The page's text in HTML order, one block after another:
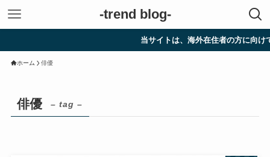
-trend blog-
当サイトは、海外在住者の方に向けて情
ホーム 俳優
俳優 – tag –